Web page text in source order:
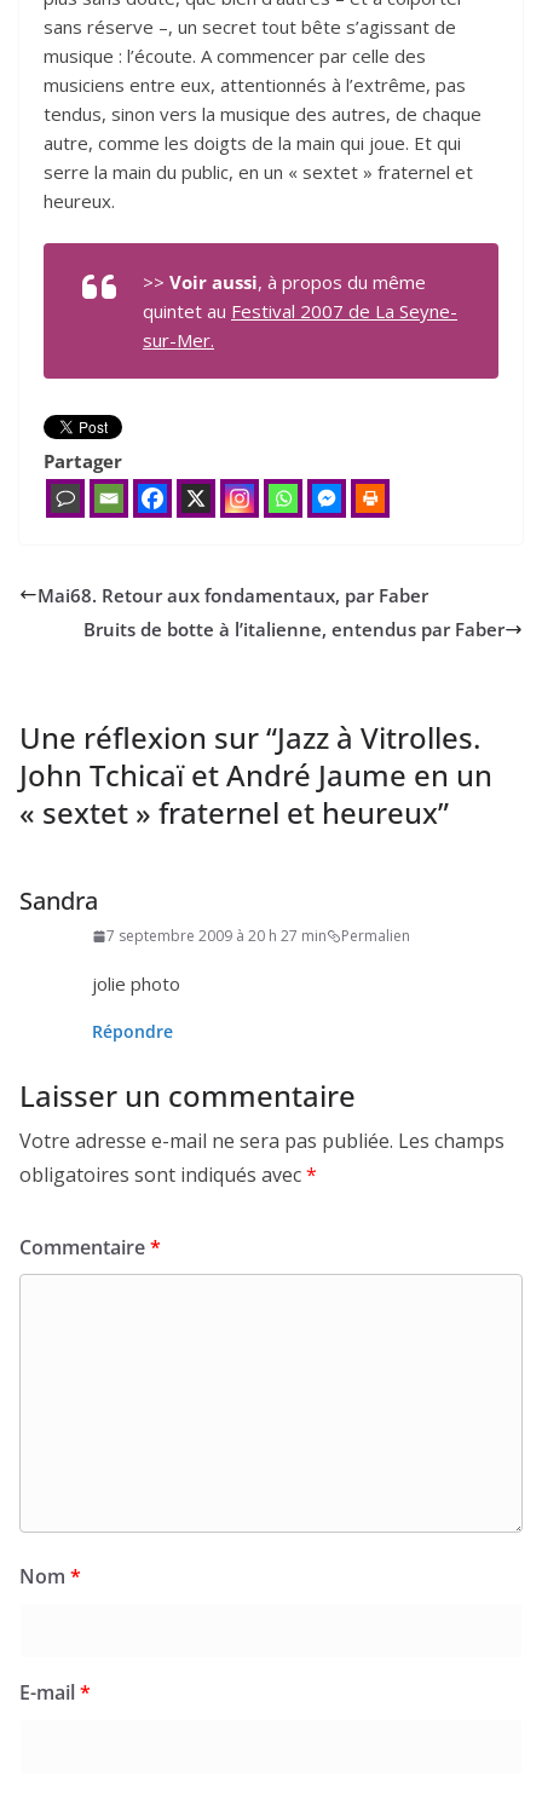
sans réserve –, un secret tout bête s’agissant de
musique : l’écoute. A commencer par celle des
musiciens entre eux, attentionnés à l’extrême, pas
tendus, sinon vers la musique des autres, de chaque
autre, comme les doigts de la main qui joue. Et qui
serre la main du public, en un « sextet » fraternel et
heureux.
>> Voir aussi, à propos du même
quintet au Festival 2007 de La Seyne-
sur-Mer.
Partager
Mai68. Retour aux fondamentaux, par Faber
Bruits de botte à l’italienne, entendus par Faber
Une réflexion sur “Jazz à Vitrolles.
John Tchicaï et André Jaume en un
« sextet » fraternel et heureux”
Sandra
7 septembre 2009 à 20 h 27 min Permalien
jolie pho­to
Répondre
Laisser un commentaire
Votre adresse e-mail ne sera pas publiée. Les champs
obligatoires sont indiqués avec*
Commentaire*
Nom *
E-mail*